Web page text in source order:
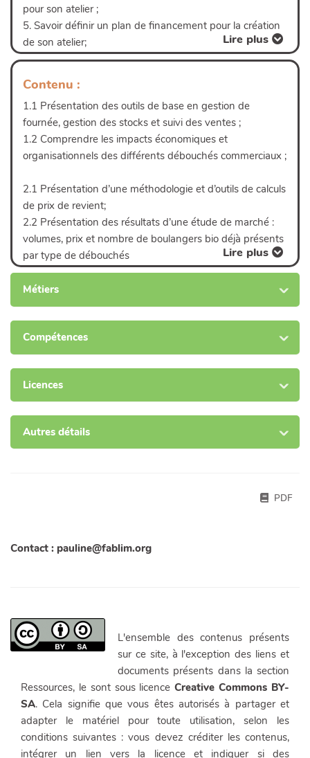
pour son atelier ;
5. Savoir définir un plan de financement pour la création
de son atelier;
6. Comprendre les différentes stratégies commerciales et
7. Comprendre et maîtriser les différents statuts
juridiques et leurs conséquences
8. Savoir Dimensionner son atelier en fonction des
objectifs économiques, organisationnels, des capacités
d’investissements et des marchés visés ;
Lire plus
Contenu :
1.1 Présentation des outils de base en gestion de
fournée, gestion des stocks et suivi des ventes ;
1.2 Comprendre les impacts économiques et
organisationnels des différents débouchés commerciaux ;
2.1 Présentation d’une méthodologie et d’outils de calculs
de prix de revient;
2.2 Présentation des résultats d’une étude de marché :
volumes, prix et nombre de boulangers bio déjà présents
par type de débouchés
3.1 Présentation des résultats économiques types selon
les grands scénarios possibles d’installation
3.2 Présentation d’une méthode et d’un outil de
construction d’un prévisionnel économique, d’un plan de
financement et de trésorerie
3.3. Présentation et analyse des statuts juridiques du
régime général (si porteurs de projets boulangers)
dimensionnement de l’atelier, choix de commercialisation,
Lire plus
Métiers
Compétences
Licences
Autres détails
PDF
Contact : pauline@fablim.org
L'ensemble des contenus présents
sur ce site, à l'exception des liens et
documents présents dans la section
Ressources, le sont sous licenceCreative Commons BY-
SA. Cela signifie que vous êtes autorisés à partager et
adapter le matériel pour toute utilisation, selon les
conditions suivantes : vous devez créditer les contenus,
intégrer un lien vers la licence et indiquer si des